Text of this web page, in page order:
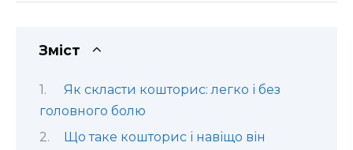
Зміст
Як скласти кошторис: легко і без
головного болю
Що таке кошторис і навіщо він